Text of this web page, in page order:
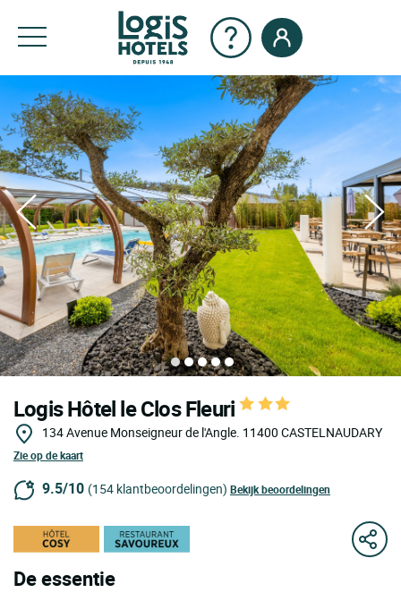
Logis Hôtel le Clos Fleuri
134 Avenue Monseigneur de l'Angle. 11400 CASTELNAUDARY
Zie op de kaart
9.5/10 (154 klantbeoordelingen) Bekijk beoordelingen
De essentie